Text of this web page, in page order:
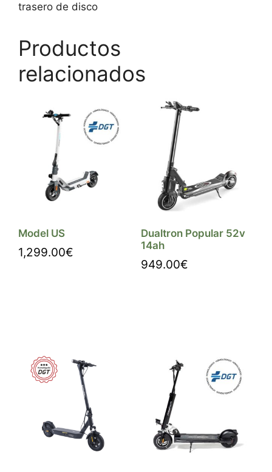
trasero de disco
Productos
relacionados
Model US
1,299.00€
Dualtron Popular 52v
14ah
949.00€